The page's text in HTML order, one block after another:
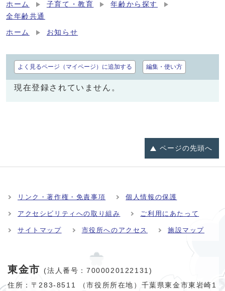
ホーム 子育て・教育
年齢から探す
全年齢共通
ホーム お知らせ
よく見るページ（マイページ）に追加する 編集・使い方
現在登録されていません。
ページの先頭へ
リンク・著作権・免責事項 個人情報の保護
アクセシビリティへの取り組み ご利用にあたって
サイトマップ 市役所へのアクセス 施設マップ
東金市
(法人番号：7000020122131)
住所：〒283-8511 （市役所所在地）千葉県東金市東岩崎1